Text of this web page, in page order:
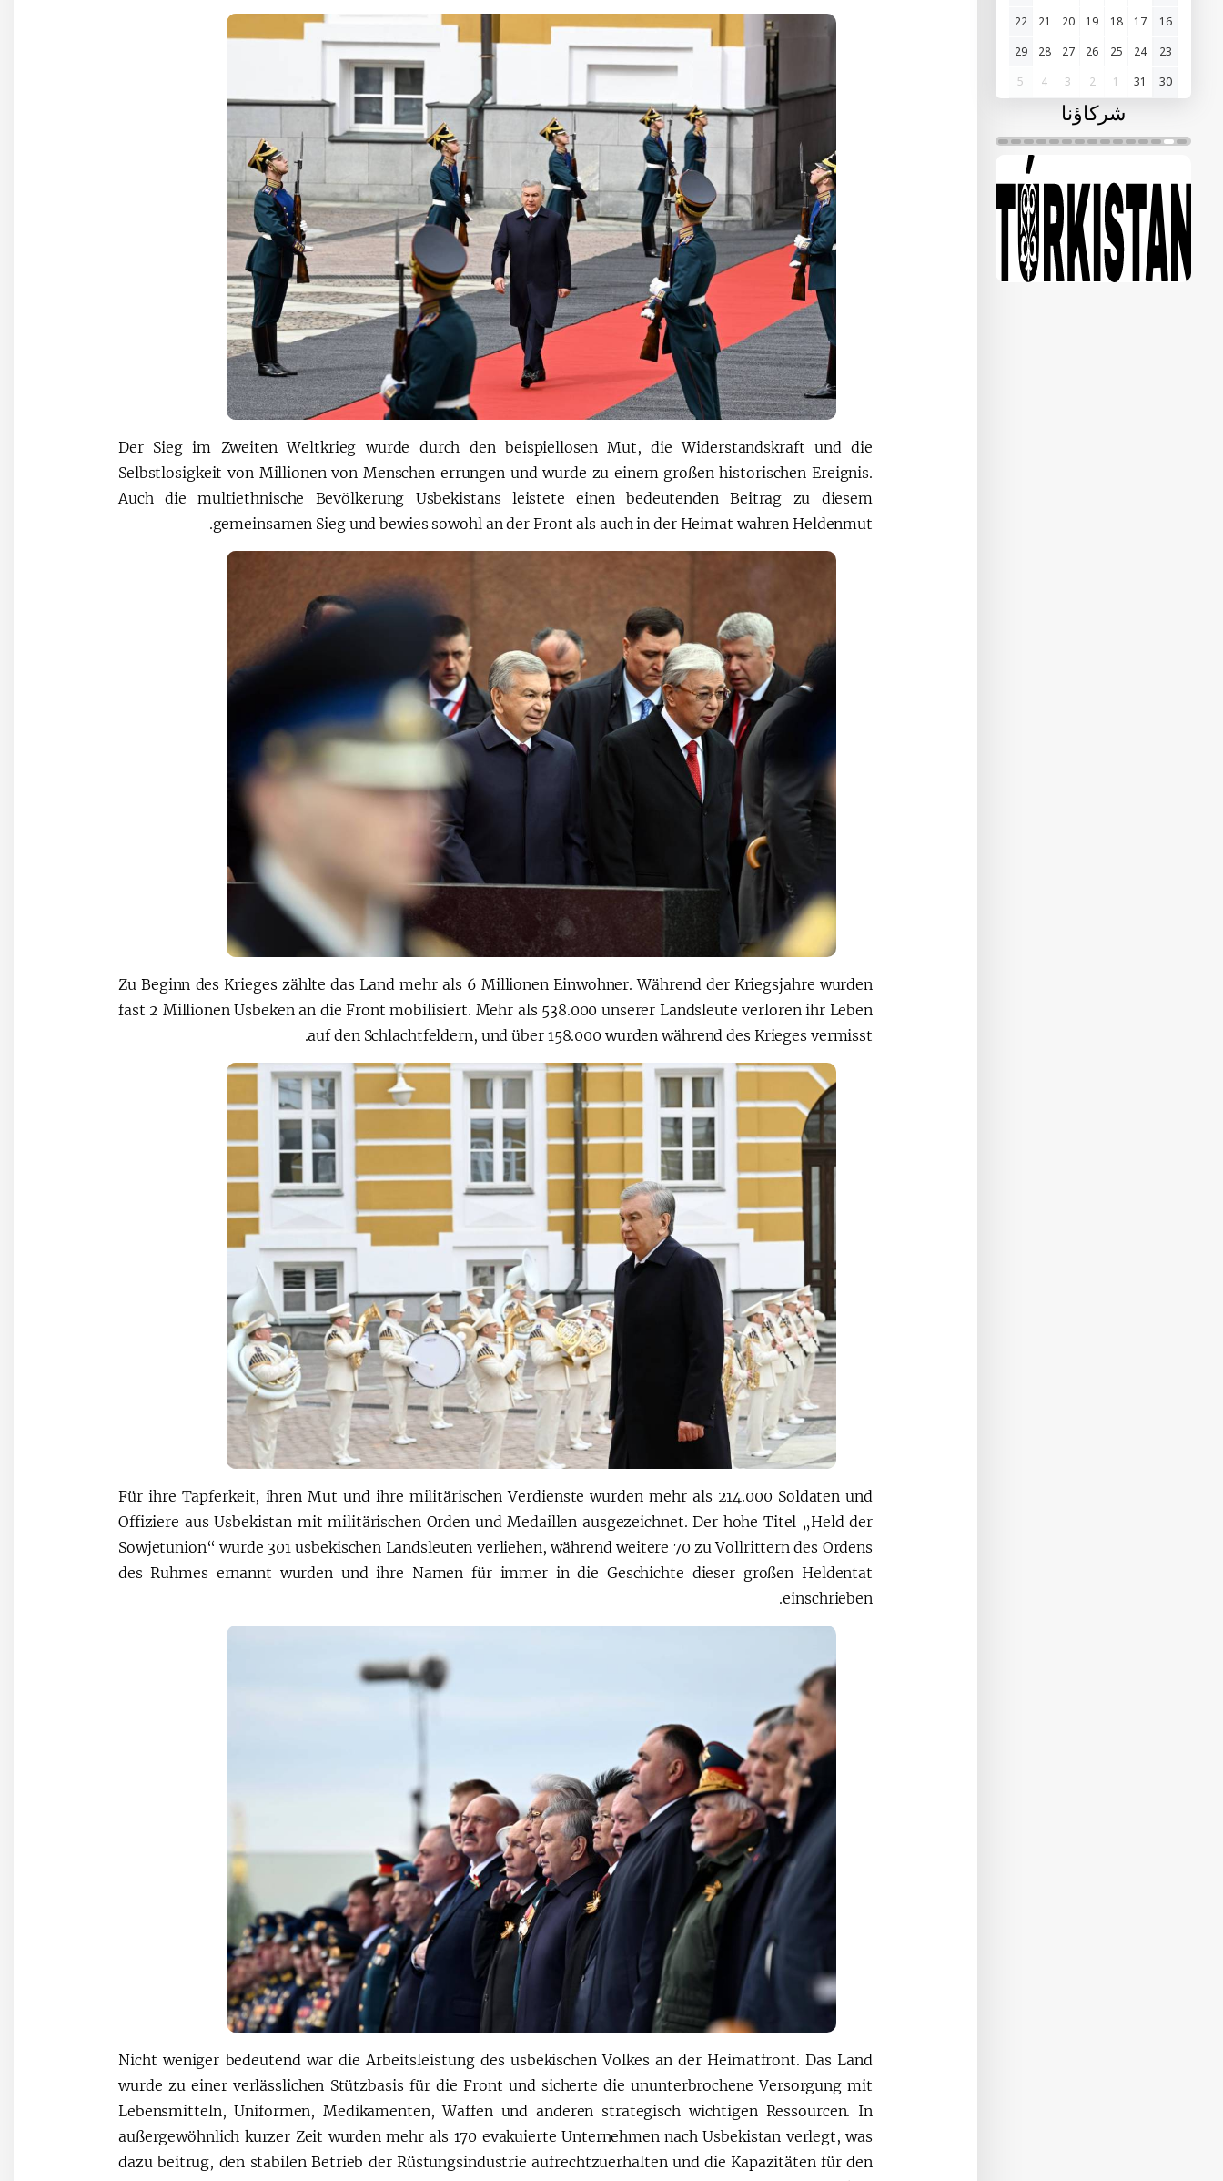
16
17
18
19
20
21
22
23
24
25
26
27
28
29
30
31
1
2
3
4
5
شركاؤنا
Der Sieg im Zweiten Weltkrieg wurde durch den beispiellosen Mut, die Widerstandskraft und die
Selbstlosigkeit von Millionen von Menschen errungen und wurde zu einem großen historischen Ereignis.
Auch die multiethnische Bevölkerung Usbekistans leistete einen bedeutenden Beitrag zu diesem
gemeinsamen Sieg und bewies sowohl an der Front als auch in der Heimat wahren Heldenmut.
Zu Beginn des Krieges zählte das Land mehr als 6 Millionen Einwohner. Während der Kriegsjahre wurden
fast 2 Millionen Usbeken an die Front mobilisiert. Mehr als 538.000 unserer Landsleute verloren ihr Leben
auf den Schlachtfeldern, und über 158.000 wurden während des Krieges vermisst.
Für ihre Tapferkeit, ihren Mut und ihre militärischen Verdienste wurden mehr als 214.000 Soldaten und
Offiziere aus Usbekistan mit militärischen Orden und Medaillen ausgezeichnet. Der hohe Titel „Held der
Sowjetunion“ wurde 301 usbekischen Landsleuten verliehen, während weitere 70 zu Vollrittern des Ordens
des Ruhmes ernannt wurden und ihre Namen für immer in die Geschichte dieser großen Heldentat
einschrieben.
Nicht weniger bedeutend war die Arbeitsleistung des usbekischen Volkes an der Heimatfront. Das Land
wurde zu einer verlässlichen Stützbasis für die Front und sicherte die ununterbrochene Versorgung mit
Lebensmitteln, Uniformen, Medikamenten, Waffen und anderen strategisch wichtigen Ressourcen. In
außergewöhnlich kurzer Zeit wurden mehr als 170 evakuierte Unternehmen nach Usbekistan verlegt, was
dazu beitrug, den stabilen Betrieb der Rüstungsindustrie aufrechtzuerhalten und die Kapazitäten für den